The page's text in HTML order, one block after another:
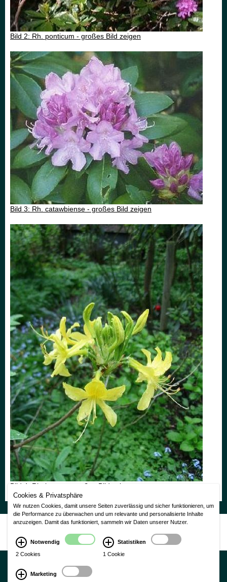
Bild 2: Rh. ponticum - großes Bild zeigen
Bild 3: Rh. catawbiense - großes Bild zeigen
Bild 4: Rh. luteum - großes Bild zeigen
Nutzungsbedingungen|Impressum| Datenschutzerklärung
CMS Laurin Version 3.0
Cookies & Privatsphäre
Wir nutzen Cookies, damit unsere Seiten zuverlässig und sicher funktionieren, um
die Performance zu überwachen und um relevante und personalisierte Inhalte
anzuzeigen. Damit das funktioniert, sammeln wir Daten unserer Nutzer.
Notwendig
2 Cookies
Statistiken
1 Cookie
Marketing